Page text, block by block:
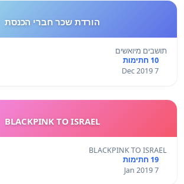
הורדת שכר חברי הכנסת
תושבים מיואשים
10 חתימות
7 Dec 2019
BLACKPINK TO ISRAEL
BLACKPINK TO ISRAEL
19 חתימות
7 Jan 2019